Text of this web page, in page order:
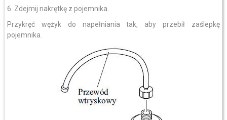
6. Zdejmij nakrętkę z pojemnika.
Przykręć wężyk do napełniania tak, aby przebił zaślepkę
pojemnika.